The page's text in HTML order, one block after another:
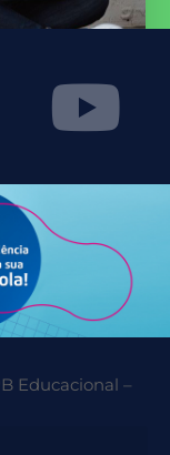
Educacional –